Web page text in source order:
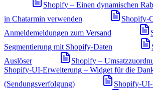
Shopify – Einen dynamischen
in Chatarmin verwenden
Shopify-
Anmeldemeldungen zum Versand
Segmentierung mit Shopify-Daten
Auslöser
Shopify –
Shopify-UI-Erweiterung – Widget für die
(Sendungsverfolgung)
Shopify-